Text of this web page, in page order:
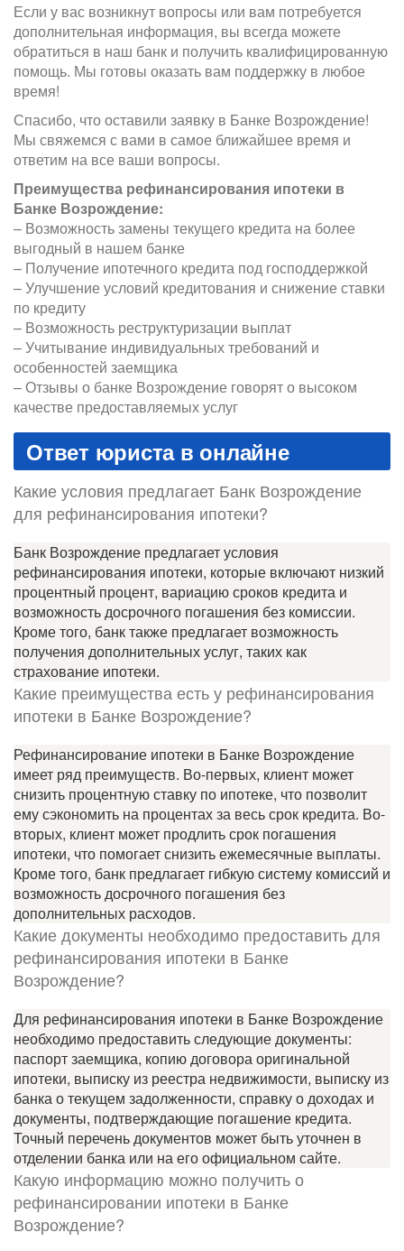
Если у вас возникнут вопросы или вам потребуется
дополнительная информация, вы всегда можете
обратиться в наш банк и получить квалифицированную
помощь. Мы готовы оказать вам поддержку в любое
время!
Спасибо, что оставили заявку в Банке Возрождение!
Мы свяжемся с вами в самое ближайшее время и
ответим на все ваши вопросы.
Преимущества рефинансирования ипотеки в
Банке Возрождение:
– Возможность замены текущего кредита на более
выгодный в нашем банке
– Получение ипотечного кредита под господдержкой
– Улучшение условий кредитования и снижение ставки
по кредиту
– Возможность реструктуризации выплат
– Учитывание индивидуальных требований и
особенностей заемщика
– Отзывы о банке Возрождение говорят о высоком
качестве предоставляемых услуг
Ответ юриста в онлайне
Какие условия предлагает Банк Возрождение
для рефинансирования ипотеки?
Банк Возрождение предлагает условия
рефинансирования ипотеки, которые включают низкий
процентный процент, вариацию сроков кредита и
возможность досрочного погашения без комиссии.
Кроме того, банк также предлагает возможность
получения дополнительных услуг, таких как
страхование ипотеки.
Какие преимущества есть у рефинансирования
ипотеки в Банке Возрождение?
Рефинансирование ипотеки в Банке Возрождение
имеет ряд преимуществ. Во-первых, клиент может
снизить процентную ставку по ипотеке, что позволит
ему сэкономить на процентах за весь срок кредита. Во-
вторых, клиент может продлить срок погашения
ипотеки, что помогает снизить ежемесячные выплаты.
Кроме того, банк предлагает гибкую систему комиссий и
возможность досрочного погашения без
дополнительных расходов.
Какие документы необходимо предоставить для
рефинансирования ипотеки в Банке
Возрождение?
Для рефинансирования ипотеки в Банке Возрождение
необходимо предоставить следующие документы:
паспорт заемщика, копию договора оригинальной
ипотеки, выписку из реестра недвижимости, выписку из
банка о текущем задолженности, справку о доходах и
документы, подтверждающие погашение кредита.
Точный перечень документов может быть уточнен в
отделении банка или на его официальном сайте.
Какую информацию можно получить о
рефинансировании ипотеки в Банке
Возрождение?